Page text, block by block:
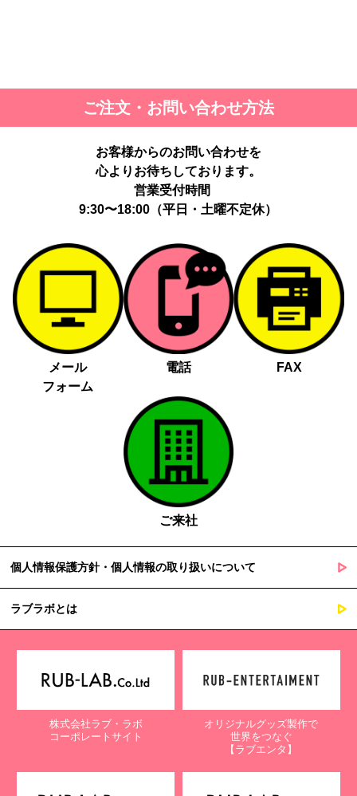
ご注文・お問い合わせ方法
お客様からのお問い合わせを
心よりお待ちしております。
営業受付時間
9:30〜18:00（平日・土曜不定休）
メール
フォーム
電話 FAX
ご来社
個人情報保護方針・個人情報の取り扱いについて
ラブラボとは
株式会社ラブ・ラボ
コーポレートサイト
オリジナルグッズ製作で
世界をつなぐ
【ラブエンタ】